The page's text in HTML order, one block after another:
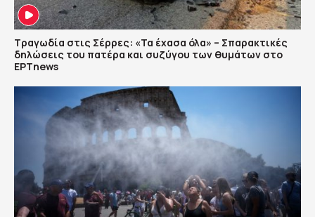
Τραγωδία στις Σέρρες: «Τα έχασα όλα» – Σπαρακτικές
δηλώσεις του πατέρα και συζύγου των θυμάτων στο
ΕΡΤnews